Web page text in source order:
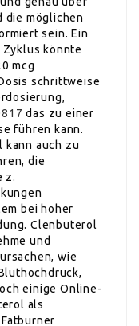
die möglichen
sein. Ein
könnte
mcg
schrittweise
das zu einer
führen kann.
kann auch zu
die
z.
bei hoher
Clenbuterol
und
wie
einige Online-
als